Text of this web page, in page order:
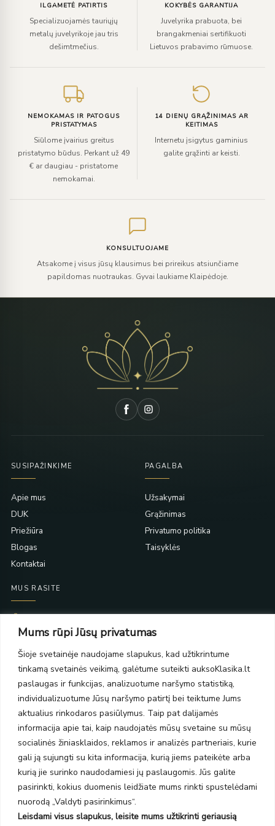
Mums rūpi Jūsų privatumas
Šioje svetainėje naudojame slapukus, kad užtikrintume
tinkamą svetainės veikimą, galėtume suteikti auksoKlasika.lt
paslaugas ir funkcijas, analizuotume naršymo statistiką,
individualizuotume Jūsų naršymo patirtį bei teiktume Jums
aktualius rinkodaros pasiūlymus. Taip pat dalijamės
informacija apie tai, kaip naudojatės mūsų svetaine su mūsų
socialinės žiniasklaidos, reklamos ir analizės partneriais, kurie
gali ją sujungti su kita informacija, kurią jiems pateikėte arba
kurią jie surinko naudodamiesi jų paslaugomis. Jūs galite
pasirinkti, kokius duomenis leidžiate mums rinkti spustelėdami
nuorodą „Valdyti pasirinkimus“.
Leisdami visus slapukus, leisite mums užtikrinti geriausią
ILGAMETĖ PATIRTIS
Specializuojamės tauriųjų
metalų juvelyrikoje jau tris
dešimtmečius.
KOKYBĖS GARANTIJA
Juvelyrika prabuota, bei
brangakmeniai sertifikuoti
Lietuvos prabavimo rūmuose.
NEMOKAMAS IR PATOGUS
PRISTATYMAS
Siūlome įvairius greitus
pristatymo būdus. Perkant už 49
€ ar daugiau - pristatome
nemokamai.
14 DIENŲ GRĄŽINIMAS AR
KEITIMAS
Internetu įsigytus gaminius
galite grąžinti ar keisti.
KONSULTUOJAME
Atsakome į visus jūsų klausimus bei prireikus atsiunčiame
papildomas nuotraukas. Gyvai laukiame Klaipėdoje.
SUSIPAŽINKIME
Apie mus
DUK
Priežiūra
Blogas
Kontaktai
PAGALBA
Užsakymai
Grąžinimas
Privatumo politika
Taisyklės
MUS RASITE
PC Molas, Klaipėda
PC BIG 2, Klaipėda
Šilutės pl. 35
PC Banginis, Klaipėda
NAUJIENLAIŠKIS
Prenumeruokite ir gaukite pasiūlymus, naujienas bei riboto
leidimo kolekcijas.
SIŲSTI